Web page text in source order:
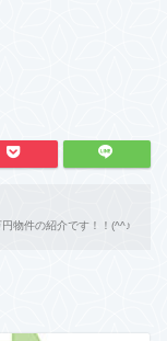
物件の紹介です！！(^^♪